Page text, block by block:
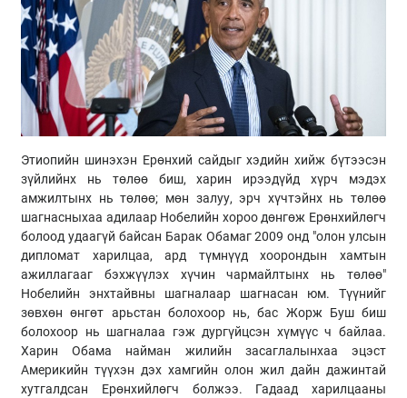
Этиопийн шинэхэн Ерөнхий сайдыг хэдийн хийж бүтээсэн
зүйлийнх нь төлөө биш, харин ирээдүйд хүрч мэдэх
амжилтынх нь төлөө; мөн залуу, эрч хүчтэйнх нь төлөө
шагнасныхаа адилаар Нобелийн хороо дөнгөж Ерөнхийлөгч
болоод удаагүй байсан Барак Обамаг 2009 онд "олон улсын
дипломат харилцаа, ард түмнүүд хоорондын хамтын
ажиллагааг бэхжүүлэх хүчин чармайлтынх нь төлөө"
Нобелийн энхтайвны шагналаар шагнасан юм. Түүнийг
зөвхөн өнгөт арьстан болохоор нь, бас Жорж Буш биш
болохоор нь шагналаа гэж дургүйцсэн хүмүүс ч байлаа.
Харин Обама найман жилийн засаглалынхаа эцэст
Америкийн түүхэн дэх хамгийн олон жил дайн дажинтай
хутгалдсан Ерөнхийлөгч болжээ. Гадаад харилцааны